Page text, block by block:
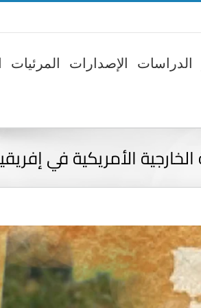
الدراسات الإصدارات المرئيات
الأمريكية في